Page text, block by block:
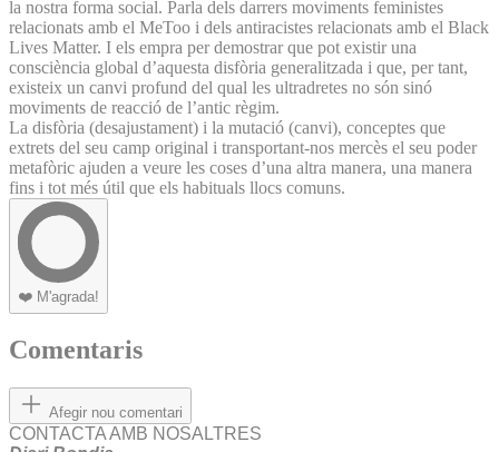
la nostra forma social. Parla dels darrers moviments feministes
relacionats amb el MeToo i dels antiracistes relacionats amb el Black
Lives Matter. I els empra per demostrar que pot existir una
consciència global d’aquesta disfòria generalitzada i que, per tant,
existeix un canvi profund del qual les ultradretes no són sinó
moviments de reacció de l’antic règim.
La disfòria (desajustament) i la mutació (canvi), conceptes que
extrets del seu camp original i transportant-nos mercès el seu poder
metafòric ajuden a veure les coses d’una altra manera, una manera
fins i tot més útil que els habituals llocs comuns.
❤️ M'agrada!
Comentaris
Afegir nou comentari
CONTACTA AMB NOSALTRES